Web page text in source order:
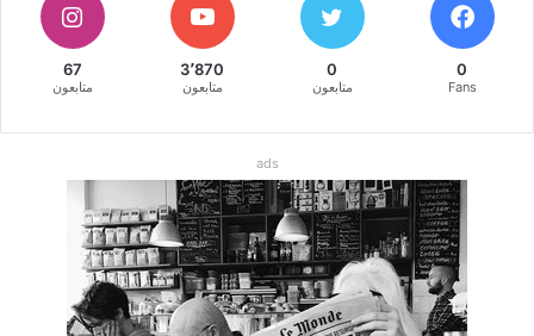
0
Fans
0
متابعون
3٬870
متابعون
67
متابعون
ads